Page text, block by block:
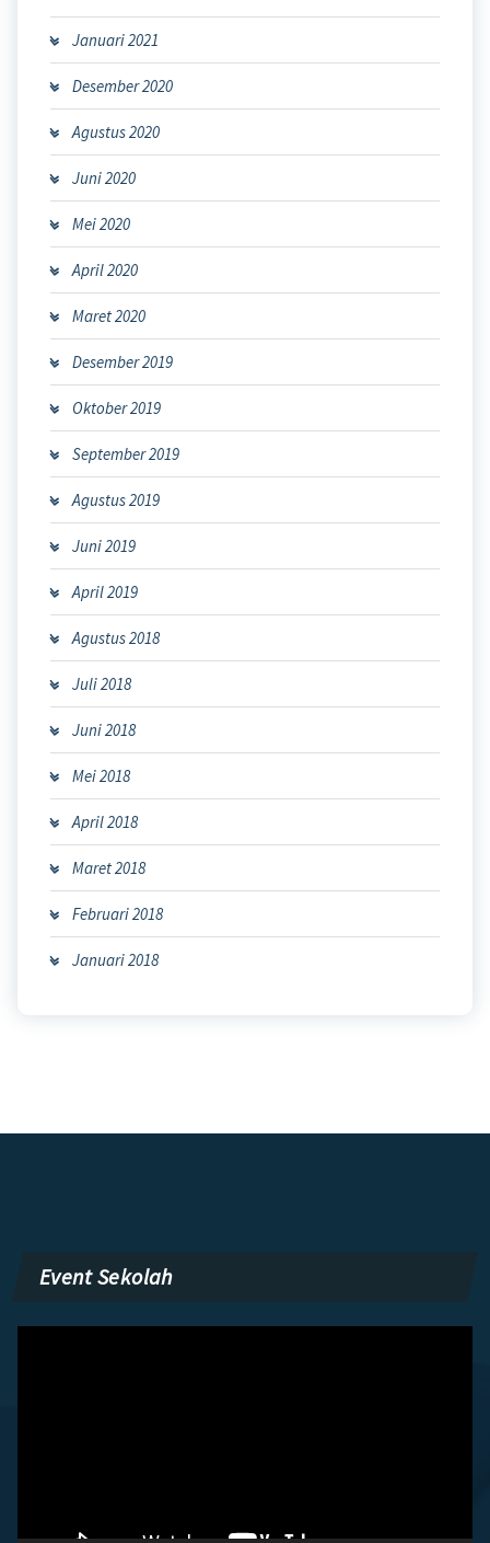
Januari 2021
Desember 2020
Agustus 2020
Juni 2020
Mei 2020
April 2020
Maret 2020
Desember 2019
Oktober 2019
September 2019
Agustus 2019
Juni 2019
April 2019
Agustus 2018
Juli 2018
Juni 2018
Mei 2018
April 2018
Maret 2018
Februari 2018
Januari 2018
Event Sekolah